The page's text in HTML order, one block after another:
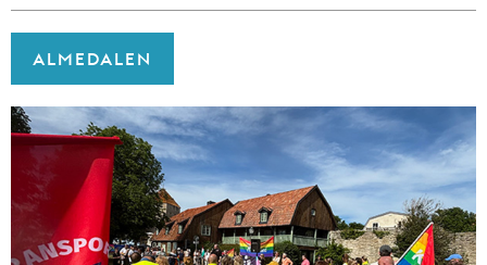
ALMEDALEN